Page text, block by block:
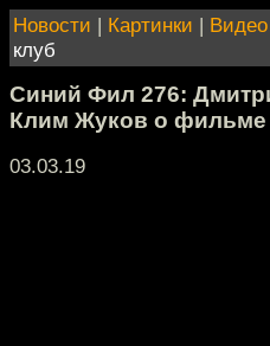
Новости | Картинки | Видео
клуб
Синий Фил 276:
Клим Жуков о фильме
03.03.19